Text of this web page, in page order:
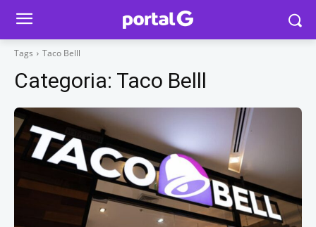
Tags Taco Belll
Categoria: Taco Belll